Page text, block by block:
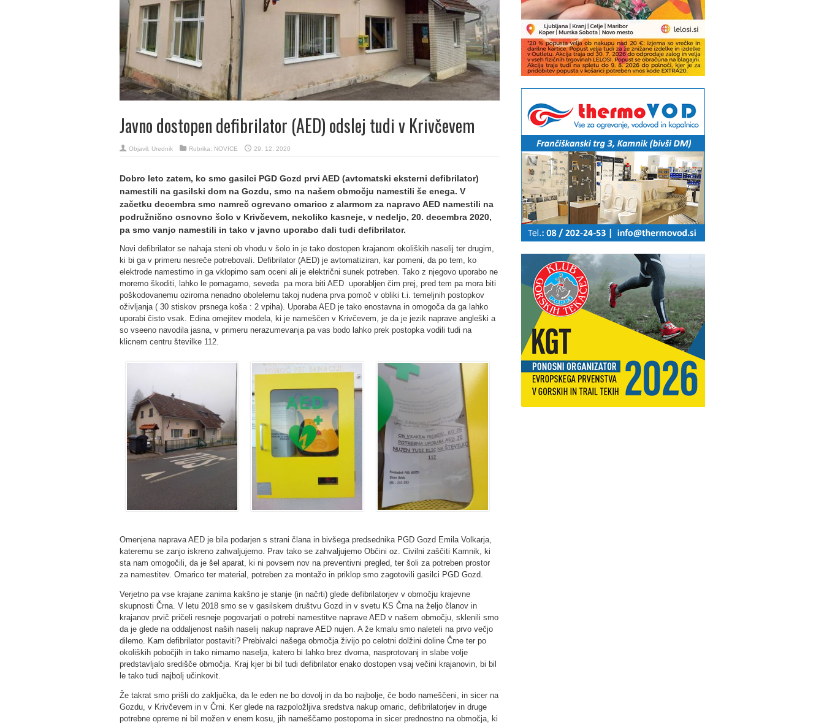
Javno dostopen defibrilator (AED) odslej tudi v Krivčevem
Objavil: Urednik Rubrika: NOVICE 29. 12. 2020
Dobro leto zatem, ko smo gasilci PGD Gozd prvi AED (avtomatski eksterni defibrilator)
namestili na gasilski dom na Gozdu, smo na našem območju namestili še enega. V
začetku decembra smo namreč ogrevano omarico z alarmom za napravo AED namestili na
podružnično osnovno šolo v Krivčevem, nekoliko kasneje, v nedeljo, 20. decembra 2020,
pa smo vanjo namestili in tako v javno uporabo dali tudi defibrilator.
Novi defibrilator se nahaja steni ob vhodu v šolo in je tako dostopen krajanom okoliških naselij ter drugim,
ki bi ga v primeru nesreče potrebovali. Defibrilator (AED) je avtomatiziran, kar pomeni, da po tem, ko
elektrode namestimo in ga vklopimo sam oceni ali je električni sunek potreben. Tako z njegovo uporabo ne
moremo škoditi, lahko le pomagamo, seveda pa mora biti AED uporabljen čim prej, pred tem pa mora biti
poškodovanemu oziroma nenadno obolelemu takoj nudena prva pomoč v obliki t.i. temeljnih postopkov
oživljanja ( 30 stiskov prsnega koša : 2 vpiha). Uporaba AED je tako enostavna in omogoča da ga lahko
uporabi čisto vsak. Edina omejitev modela, ki je nameščen v Krivčevem, je da je jezik naprave angleški a
so vseeno navodila jasna, v primeru nerazumevanja pa vas bodo lahko prek postopka vodili tudi na
klicnem centru številke 112.
Omenjena naprava AED je bila podarjen s strani člana in bivšega predsednika PGD Gozd Emila Volkarja,
kateremu se zanjo iskreno zahvaljujemo. Prav tako se zahvaljujemo Občini oz. Civilni zaščiti Kamnik, ki
sta nam omogočili, da je šel aparat, ki ni povsem nov na preventivni pregled, ter šoli za potreben prostor
za namestitev. Omarico ter material, potreben za montažo in priklop smo zagotovili gasilci PGD Gozd.
Verjetno pa vse krajane zanima kakšno je stanje (in načrti) glede defibrilatorjev v območju krajevne
skupnosti Črna. V letu 2018 smo se v gasilskem društvu Gozd in v svetu KS Črna na željo članov in
krajanov prvič pričeli resneje pogovarjati o potrebi namestitve naprave AED v našem območju, sklenili smo
da je glede na oddaljenost naših naselij nakup naprave AED nujen. A že kmalu smo naleteli na prvo večjo
dilemo. Kam defibrilator postaviti? Prebivalci našega območja živijo po celotni dolžini doline Črne ter po
okoliških pobočjih in tako nimamo naselja, katero bi lahko brez dvoma, nasprotovanj in slabe volje
predstavljalo središče območja. Kraj kjer bi bil tudi defibrilator enako dostopen vsaj večini krajanovin, bi bil
le tako tudi najbolj učinkovit.
Že takrat smo prišli do zaključka, da le eden ne bo dovolj in da bo najbolje, če bodo nameščeni, in sicer na
Gozdu, v Krivčevem in v Črni. Ker glede na razpoložljiva sredstva nakup omaric, defibrilatorjev in druge
potrebne opreme ni bil možen v enem kosu, jih nameščamo postopoma in sicer prednostno na območja, ki